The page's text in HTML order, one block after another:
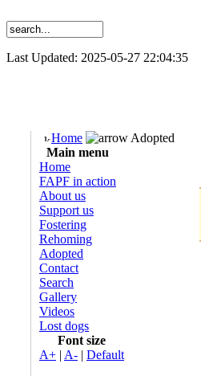
Last Updated: 2025-05-27 22:04:35
Home
Adopted
Main menu
Home
FAPF in action
About us
Support us
Fostering
Rehoming
Adopted
Contact
Search
Gallery
Videos
Lost dogs
Font size
A+ | A- | Default